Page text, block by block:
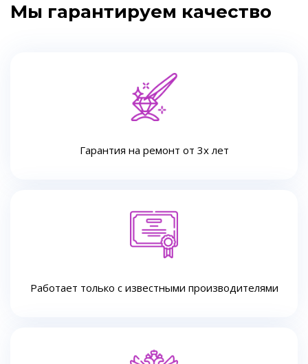
Мы гарантируем качество
Гарантия на ремонт от 3х лет
Работает только с известными производителями